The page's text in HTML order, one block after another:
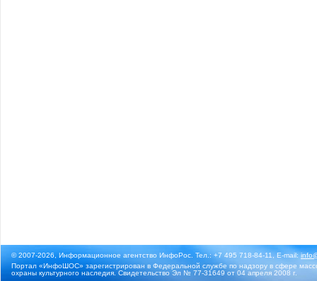
© 2007-2026, Информационное агентство ИнфоРос. Тел.: +7 495 718-84-11, E-mail:
Портал «ИнфоШОС» зарегистрирован в Федеральной службе по надзору в сфере
охраны культурного наследия. Свидетельство Эл № 77-31649 от 04 апреля 2008 г.